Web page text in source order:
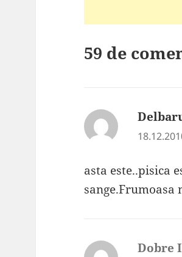
59 de
asta este..pisica
Dobre